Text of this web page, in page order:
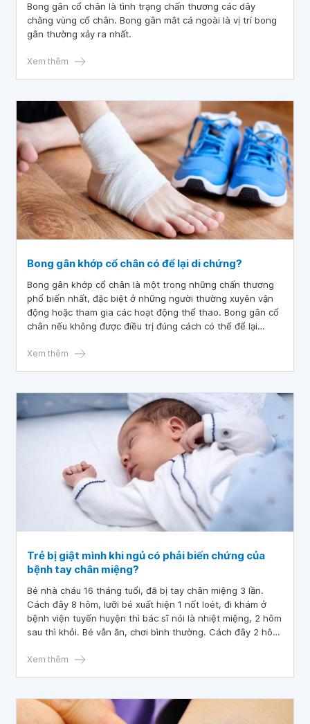
Bong gân cổ chân là tình trạng chấn thương các dây
chằng vùng cổ chân. Bong gân mắt cá ngoài là vị trí bong
gân thường xảy ra nhất.
Xem thêm
Bong gân khớp cổ chân có để lại di chứng?
Bong gân khớp cổ chân là một trong những chấn thương
phổ biến nhất, đặc biệt ở những người thường xuyên vận
động hoặc tham gia các hoạt động thể thao. Bong gân cổ
chân nếu không được điều trị đúng cách có thể để lại
định, đau mãn tính, hạn chế vận động và tăng nguy cơ
Xem thêm
Trẻ bị giật mình khi ngủ có phải biến chứng của
bệnh tay chân miệng?
Bé nhà cháu 16 tháng tuổi, đã bị tay chân miệng 3 lần.
Cách đây 8 hôm, lưỡi bé xuất hiện 1 nốt loét, đi khám ở
bệnh viện tuyến huyện thì bác sĩ nói là nhiệt miệng, 2 hôm
sau thì khỏi. Bé vẫn ăn, chơi bình thường. Cách đây 2 hôm,
Xem thêm